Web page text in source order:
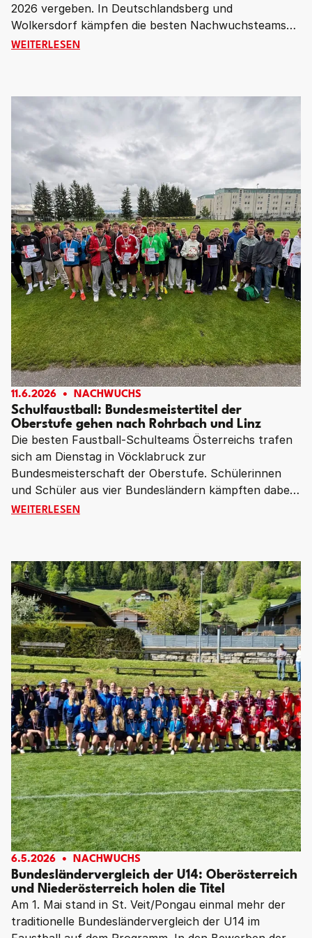
2026 vergeben. In Deutschlandsberg und
Wolkersdorf kämpfen die besten Nachwuchsteams
des Landes in den Altersklassen U12 und U16 um
WEITERLESENÖSTERREICHISCHE MEISTERSCHAFTEN U12 & U16:
Schulfaustball: Bundesmeistertitel der
Oberstufe gehen nach Rohrbach und Linz
11.6.2026 NACHWUCHS
Die besten Faustball-Schulteams Österreichs trafen
sich am Dienstag in Vöcklabruck zur
Bundesmeisterschaft der Oberstufe. Schülerinnen
und Schüler aus vier Bundesländern kämpften dabei
um die begehrten Titel – und lieferten sich
WEITERLESENSCHULFAUSTBALL: BUNDESMEISTERTITEL DER
Bundesländervergleich der U14: Oberösterreich
und Niederösterreich holen die Titel
6.5.2026 NACHWUCHS
Am 1. Mai stand in St. Veit/Pongau einmal mehr der
traditionelle Bundesländervergleich der U14 im